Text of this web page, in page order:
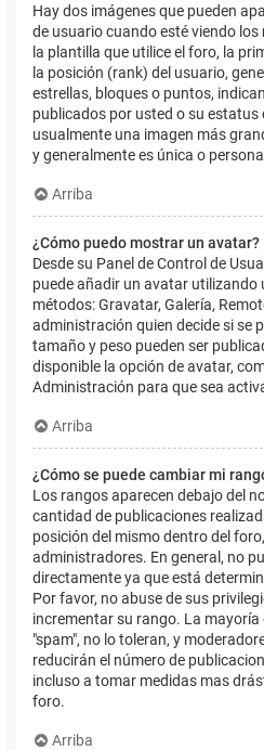
Hay dos imágenes que pueden
de usuario cuando esté viendo los
la plantilla que utilice el foro, la
la posición (rank) del usuario,
estrellas, bloques o puntos,
publicados por usted o su
usualmente una imagen más
y generalmente es única o
Arriba
¿Cómo puedo mostrar un avatar?
Desde su Panel de Control de
puede añadir un avatar utilizando
métodos: Gravatar, Galería,
administración quien decide si se
tamaño y peso pueden ser
disponible la opción de avatar,
Administración para que sea
Arriba
¿Cómo se puede cambiar mi
Los rangos aparecen debajo del
cantidad de publicaciones
posición del mismo dentro del
administradores. En general, no
directamente ya que está
Por favor, no abuse de sus
incrementar su rango. La
"spam", no lo toleran, y
reducirán el número de
incluso a tomar medidas mas
foro.
Arriba